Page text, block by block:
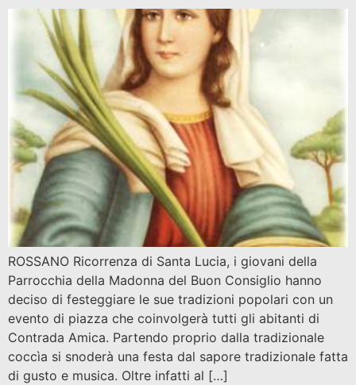
ROSSANO Ricorrenza di Santa Lucia, i giovani della
Parrocchia della Madonna del Buon Consiglio hanno
deciso di festeggiare le sue tradizioni popolari con un
evento di piazza che coinvolgerà tutti gli abitanti di
Contrada Amica. Partendo proprio dalla tradizionale
coccìa si snoderà una festa dal sapore tradizionale fatta
di gusto e musica. Oltre infatti al […]